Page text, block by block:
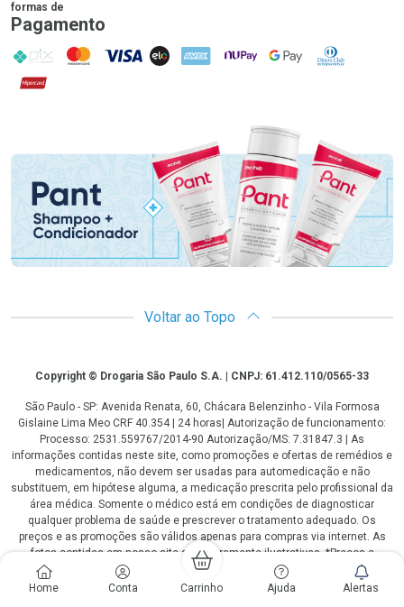
Home Conta Carrinho Ajuda Alertas
formas de
Pagamento
PIX MasterCard
VISA ELO AMEX NuPay Google PayDiners Club
Hipercard
Voltar ao Topo
CopyrightCopyright © Drogaria São Paulo S.A. | CNPJ: 61.412.110/0565-33
São Paulo - SP: Avenida Renata, 60, Chácara Belenzinho - Vila Formosa
Gislaine Lima Meo CRF 40.354 | 24 horas| Autorização de funcionamento:
Processo: 2531.559767/2014-90 Autorização/MS: 7.31847.3 | As
informações contidas neste site, como promoções e ofertas de remédios e
medicamentos, não devem ser usadas para automedicação e não
substituem, em hipótese alguma, a medicação prescrita pelo profissional da
área médica. Somente o médico está em condições de diagnosticar
qualquer problema de saúde e prescrever o tratamento adequado. Os
preços e as promoções são válidos apenas para compras via internet. As
fotos contidas em nosso site são meramente ilustrativas. *Preços e
disponibilidade sujeitos a alterações no decorrer do dia. Antibióticos e
antimicrobianos vendas apenas em lojas físicas ou televendas. Portaria nº